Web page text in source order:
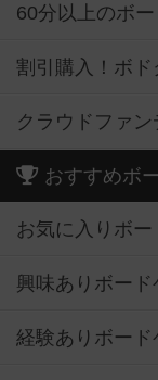
60分以上のボ
割引購入！ボ
クラウドファ
おすすめボ
お気に入りボ
興味ありボー
経験ありボー